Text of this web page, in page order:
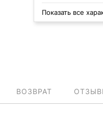
Показать все
ВОЗВРАТ